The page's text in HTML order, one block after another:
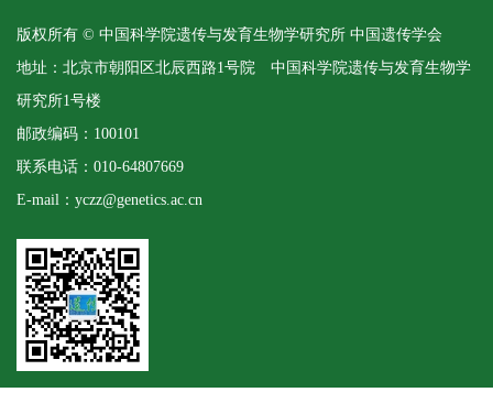
版权所有 © 中国科学院遗传与发育生物学研究所 中国遗传学会
地址：北京市朝阳区北辰西路1号院 中国科学院遗传与发育生物学
研究所1号楼
邮政编码：100101
联系电话：010-64807669
E-mail：yczz@genetics.ac.cn